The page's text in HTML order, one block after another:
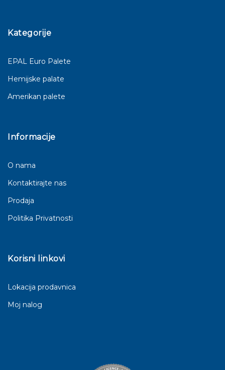
Kategorije
EPAL Euro Palete
Hemijske palate
Amerikan palete
Informacije
O nama
Kontaktirajte nas
Prodaja
Politika Privatnosti
Korisni linkovi
Lokacija prodavnica
Moj nalog